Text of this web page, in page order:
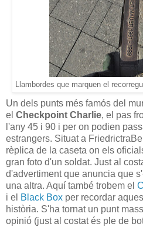
Llambordes que marquen el
Un dels punts més famós del
el Checkpoint Charlie, el pas
l'any 45 i 90 i per on podien
estrangers. Situat a
rèplica de la caseta on els
gran foto d'un soldat. Just al
d'advertiment que anuncia que
una altra. Aquí també trobem el
i el Black Box per recordar
història. S'ha tornat un punt
opinió (just al costat és ple de